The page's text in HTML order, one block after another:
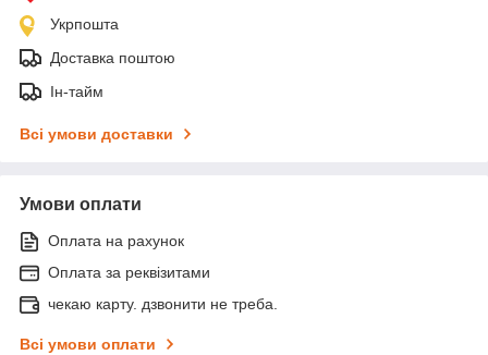
Укрпошта
Доставка поштою
Ін-тайм
Всі умови доставки
Умови оплати
Оплата на рахунок
Оплата за реквізитами
чекаю карту. дзвонити не треба.
Всі умови оплати